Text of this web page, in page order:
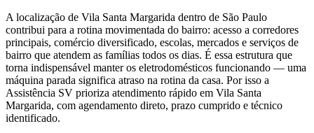
A localização de Vila Santa Margarida dentro de São Paulo
contribui para a rotina movimentada do bairro: acesso a corredores
principais, comércio diversificado, escolas, mercados e serviços de
bairro que atendem as famílias todos os dias. É essa estrutura que
torna indispensável manter os eletrodomésticos funcionando — uma
máquina parada significa atraso na rotina da casa. Por isso a
Assistência SV prioriza atendimento rápido em Vila Santa
Margarida, com agendamento direto, prazo cumprido e técnico
identificado.